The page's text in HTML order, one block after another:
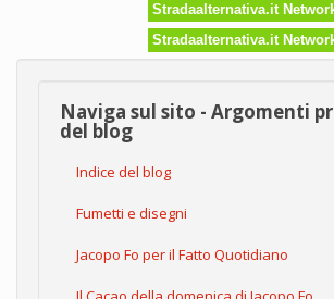
Stradaalternativa.it
Stradaalternativa.it
Naviga sul sito - Argomenti
del blog
Indice del blog
Fumetti e disegni
Jacopo Fo per il Fatto Quotidiano